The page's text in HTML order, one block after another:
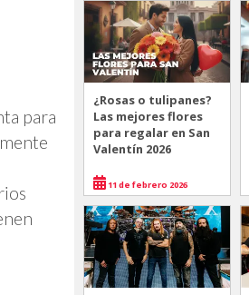
para
¿Rosas o tulipanes?
Las mejores flores
para regalar en San
Valentín 2026
11 de febrero 2026